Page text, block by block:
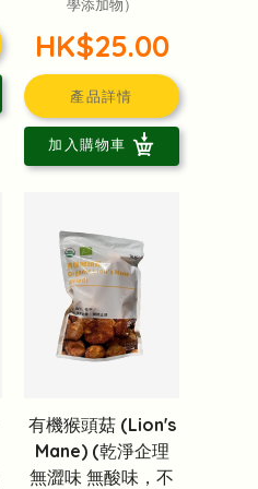
學添加物）
HK$25.00
產品詳情
加入購物車
有機猴頭菇 (Lion's
Mane) (乾淨企理
無澀味 無酸味，不